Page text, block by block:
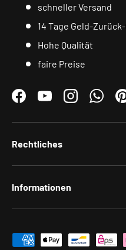
schneller Versand
14 Tage Geld-
Hohe Qualität
faire Preise
FacebookYouTubeInstagram
Rechtliches
Informationen
Zahlungsmethoden